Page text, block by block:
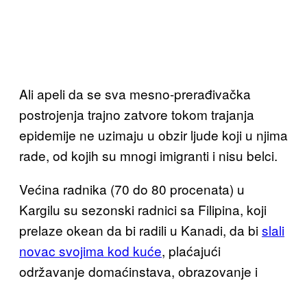
Ali apeli da se sva mesno-prerađivačka
postrojenja trajno zatvore tokom trajanja
epidemije ne uzimaju u obzir ljude koji u njima
rade, od kojih su mnogi imigranti i nisu belci.
Većina radnika (70 do 80 procenata) u
Kargilu su sezonski radnici sa Filipina, koji
prelaze okean da bi radili u Kanadi, da bislali
novac svojima kod kuće, plaćajući
održavanje domaćinstava, obrazovanje i